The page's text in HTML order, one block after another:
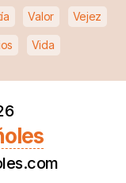
Valor Vejez
Vida